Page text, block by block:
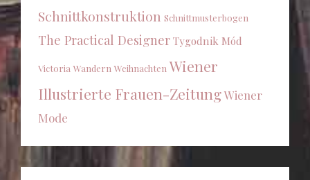
Schnittkonstruktion Schnittmusterbogen
The Practical Designer Tygodnik Mód
Victoria Wandern Weihnachten Wiener
Illustrierte Frauen-ZeitungWiener
Mode